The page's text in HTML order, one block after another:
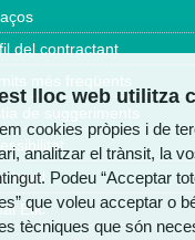
del contractant
més freqüents
de suggeriments
legal
Ètic
lloc web utilitza
cookies pròpies i de
analitzar el trànsit, la
Podeu “Acceptar
que voleu acceptar o
tècniques que són